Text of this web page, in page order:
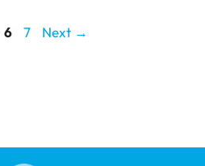
6 7 Next →